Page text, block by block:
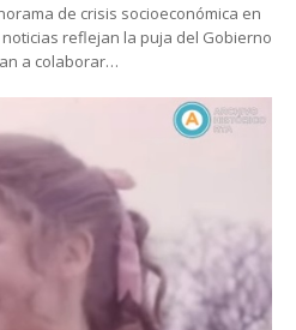
de crisis socioeconómica en
reflejan la puja del Gobierno
a colaborar…